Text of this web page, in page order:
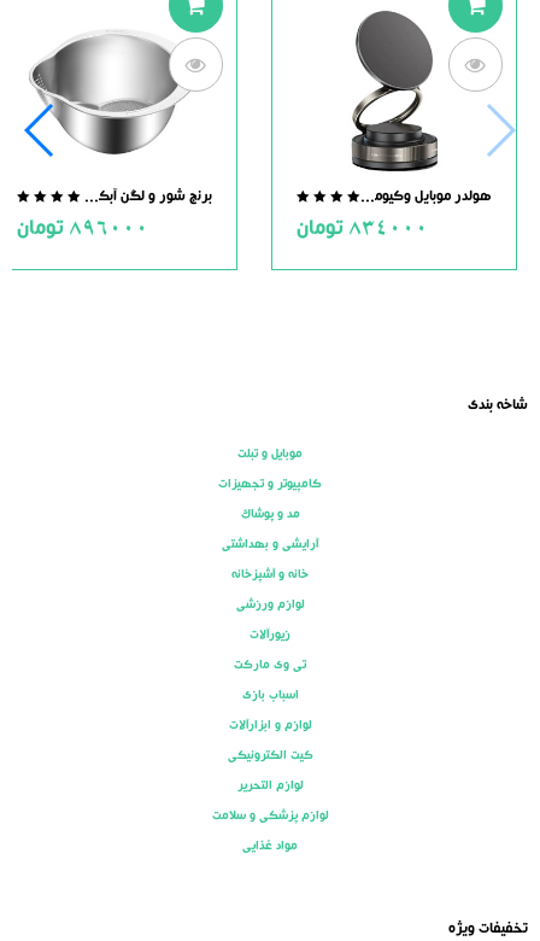
out
5
هولدر موبایل وکیومی مگنت دار
834000 تومان
5
برنج شور و لگن آبکش دار استیل
896000 تومان
شاخه بندی
موبایل و تبلت
کامپیوتر و تجهیزات
مد و پوشاک
آرایشی و بهداشتی
خانه و آشپزخانه
لوازم ورزشی
زیورآلات
تی وی مارکت
اسباب بازی
لوازم و ابزارآلات
کیت الکترونیکی
لوازم التحریر
لوازم پزشکی و سلامت
مواد غذایی
تخفیفات ویژه